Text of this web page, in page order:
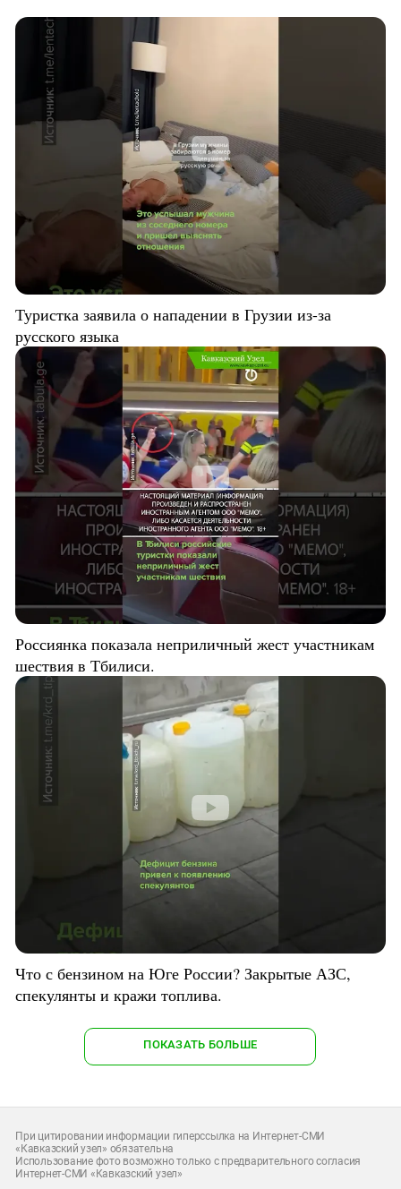
Туристка заявила о нападении в Грузии из-за
русского языка
Россиянка показала неприличный жест участникам
шествия в Тбилиси.
Что с бензином на Юге России? Закрытые АЗС,
спекулянты и кражи топлива.
ПОКАЗАТЬ БОЛЬШЕ
При цитировании информации гиперссылка на Интернет-СМИ
«Кавказский узел» обязательна
Использование фото возможно только с предварительного согласия
Интернет-СМИ «Кавказский узел»